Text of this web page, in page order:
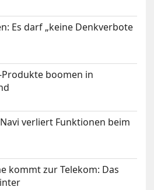
Es darf „keine Denkverbote
boomen in
verliert Funktionen beim
kommt zur Telekom: Das